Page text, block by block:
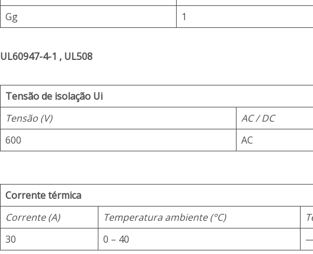
Gg
1
UL60947-4-1 , UL508
Tensão de isolação Ui
Tensão (V)
AC / DC
600
AC
Corrente térmica
Corrente (A)
Temperatura ambiente (°C)
30
0 – 40